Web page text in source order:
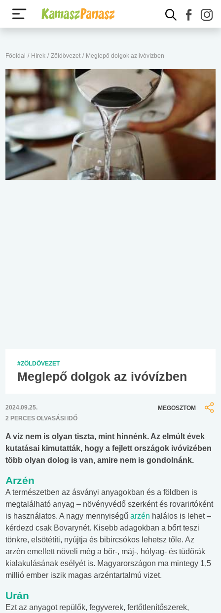
Főoldal / Hírek / Zöldövezet / Meglepő dolgok az ivóvízben
#ZÖLDÖVEZET
Meglepő dolgok az ivóvízben
2024.09.25.
2 PERCES OLVASÁSI IDŐ
MEGOSZTOM
A víz nem is olyan tiszta, mint hinnénk. Az elmúlt évek
kutatásai kimutatták, hogy a fejlett országok ivóvizében
több olyan dolog is van, amire nem is gondolnánk.
Arzén
A természetben az ásványi anyagokban és a földben is
megtalálható anyag – növényvédő szerként és rovarirtóként
is használatos. A nagy mennyiségű arzén halálos is lehet –
kérdezd csak Bovarynét. Kisebb adagokban a bőrt teszi
tönkre, elsötétíti, nyújtja és bibircsókos lehetsz tőle. Az
arzén emellett növeli még a bőr-, máj-, hólyag- és tüdőrák
kialakulásának esélyét is. Magyarországon ma mintegy 1,5
millió ember iszik magas arzéntartalmú vizet.
Urán
Ezt az anyagot repülők, fegyverek, fertőtlenítőszerek,